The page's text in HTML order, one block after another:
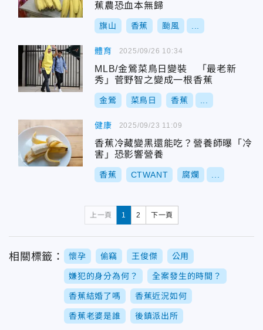
蕉農恐血本無歸
旗山 香蕉 颱風
體育
MLB/金鶯菜鳥日變裝 「最老新
秀」菅野智之變成一根香蕉
金鶯 菜鳥日 香蕉
2025/09/26 10:34
健康
香蕉冷藏變黑還能吃？營養師曝「冷
害」恐影響營養
香蕉 CTWANT 腐爛
2025/09/23 11:09
上一頁 1 2 下一頁
相關標籤： 懷孕 偷竊 王俊傑 公用
嫌犯的身分為何？ 全案發生的時間？
香蕉結婚了嗎 香蕉近況如何
香蕉老婆是誰 後鎮派出所